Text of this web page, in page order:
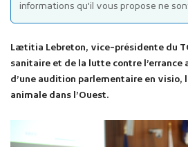
informations qu'il vous propose ne
Lætitia Lebreton, vice-présidente du
sanitaire et de la lutte contre l’errance
d’une audition parlementaire en visio,
animale dans l’Ouest.